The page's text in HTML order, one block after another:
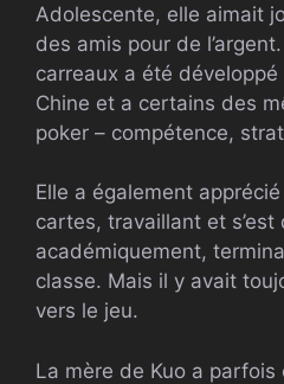
Adolescente, elle aimait
des amis pour de
carreaux a été développé
Chine et a certains des
poker – compétence,
Elle a également
cartes, travaillant et s’est
académiquement,
classe. Mais il y avait
vers le jeu.
La mère de Kuo a